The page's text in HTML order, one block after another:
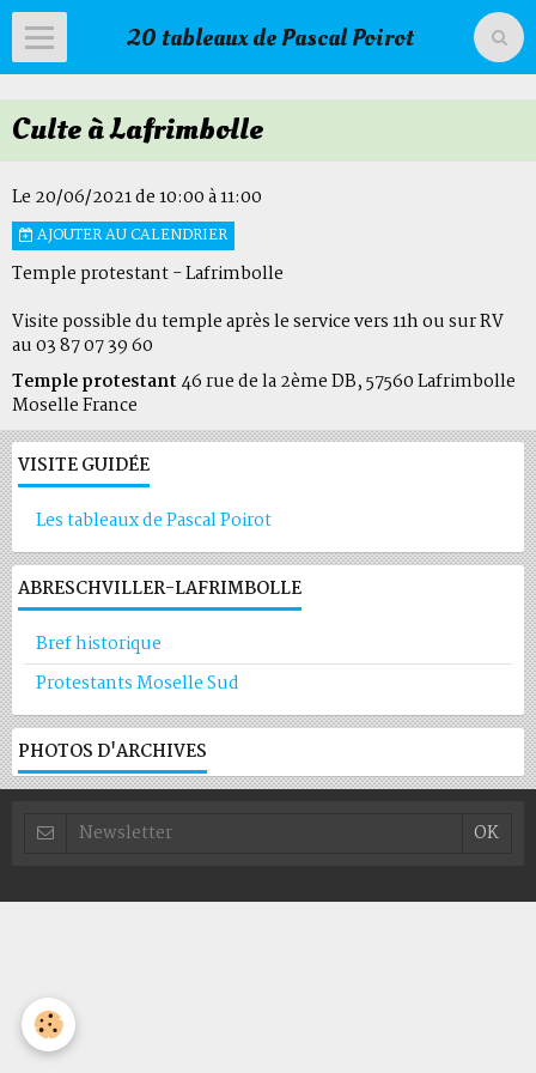
20 tableaux de Pascal Poirot
Accueil
Livre d'or
Agenda
Livre d'or du temple
Culte à Lafrimbolle
Le 20/06/2021de 10:00à 11:00
AJOUTER AU CALENDRIER
Temple protestant - Lafrimbolle
Visite possible du temple après le service vers 11h ou sur RV
au 03 87 07 39 60
Temple protestant 46 rue de la 2ème DB, 57560 Lafrimbolle
Moselle France
VISITE GUIDÉE
Les tableaux de Pascal Poirot
ABRESCHVILLER-LAFRIMBOLLE
Bref historique
Protestants Moselle Sud
PHOTOS D'ARCHIVES